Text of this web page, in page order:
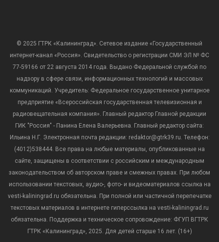
© 2025 ГТРК «Калининград». Сетевое издание «Государственный
интернет-канал «Россия». Свидетельство о регистрации СМИ ЭЛ № ФС
77-59166 от 22 августа 2014 года. Выдано Федеральной службой по
надзору в сфере связи, информационных технологий и массовых
коммуникаций. Учредитель: Федеральное государственное унитарное
предприятие «Всероссийская государственная телевизионная и
радиовещательная компания». Главный редактор Главной редакции
ГИК "Россия" - Панина Елена Валерьевна. Главный редактор сайта:
Ильина Н.Г. Электронная почта редакции: redaktor@gtrk39.ru. Телефон:
(4012)538444. Все права на любые материалы, опубликованные на
сайте, защищены в соответствии с российским и международным
законодательством об авторском праве и смежных правах. При любом
использовании текстовых, аудио-, фото- и видеоматериалов ссылка на
vesti-kaliningrad.ru обязательна. При полной или частичной перепечатке
текстовых материалов в интернете гиперссылка на vesti-kaliningrad.ru
обязательна. Поддержка и техническое сопровождение: ФГУП ВГТРК
ГТРК «Калининград», 2025. Для детей старше 16 лет. (16+)